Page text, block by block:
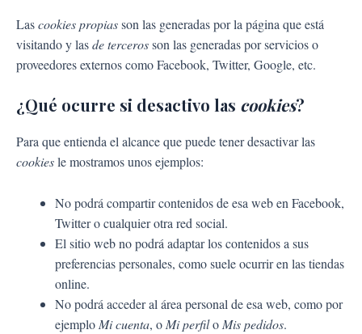
Lascookies propiasson las generadas por la página que está
visitando y lasde tercerosson las generadas por servicios o
proveedores externos como Facebook, Twitter, Google, etc.
¿Qué ocurre si desactivo las cookies?
Para que entienda el alcance que puede tener desactivar las
cookiesle mostramos unos ejemplos:
No podrá compartir contenidos de esa web en Facebook,
Twitter o cualquier otra red social.
El sitio web no podrá adaptar los contenidos a sus
preferencias personales, como suele ocurrir en las tiendas
online.
No podrá acceder al área personal de esa web, como por
ejemplo Mi cuenta, o Mi perfilo Mis pedidos.